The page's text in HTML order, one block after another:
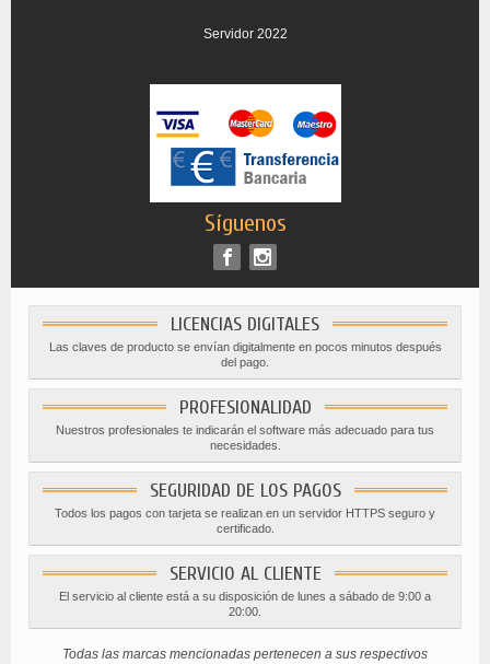
Servidor 2022
Síguenos
LICENCIAS DIGITALES
Las claves de producto se envían digitalmente en pocos minutos después
del pago.
PROFESIONALIDAD
Nuestros profesionales te indicarán el software más adecuado para tus
necesidades.
SEGURIDAD DE LOS PAGOS
Todos los pagos con tarjeta se realizan en un servidor HTTPS seguro y
certificado.
SERVICIO AL CLIENTE
El servicio al cliente está a su disposición de lunes a sábado de 9:00 a
20:00.
Todas las marcas mencionadas pertenecen a sus respectivos